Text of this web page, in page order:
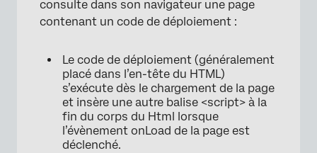
consulte dans son navigateur une page
contenant un code de déploiement :
Le code de déploiement (généralement
placé dans l’en-tête du HTML)
s’exécute dès le chargement de la page
et insère une autre balise <script> à la
fin du corps du Html lorsque
l’évènement onLoad de la page est
déclenché.